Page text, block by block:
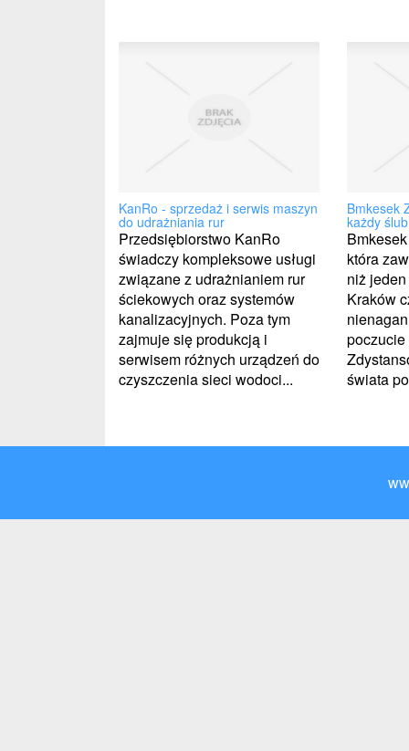
KanRo - sprzedaż i serwis maszyn
do udrażniania rur
Przedsiębiorstwo KanRo
świadczy kompleksowe usługi
związane z udrażnianiem rur
ściekowych oraz systemów
kanalizacyjnych. Poza tym
zajmuje się produkcją i
serwisem różnych urządzeń do
czyszczenia sieci wodoci...
Bmkesek
każdy ślub
która
niż
Kraków
świata